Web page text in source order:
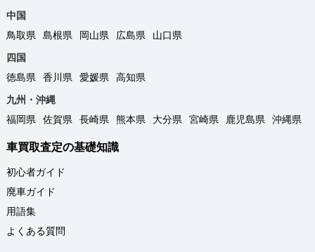
中国
鳥取県
島根県 岡山県 広島県
山口県
四国
徳島県
香川県 愛媛県
高知県
九州・沖縄
福岡県
佐賀県 長崎県 熊本県 大分県 宮崎県 鹿児島県 沖縄県
車買取査定の基礎知識
初心者ガイド
廃車ガイド
用語集
よくある質問